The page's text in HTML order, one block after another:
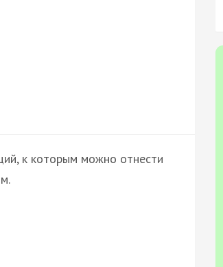
к которым можно отнести